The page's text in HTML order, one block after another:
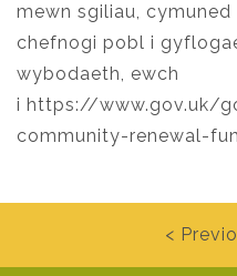
mewn sgiliau,
chefnogi pobl i
wybodaeth, ewch
i https://www.gov.uk/
community-renewal-
<